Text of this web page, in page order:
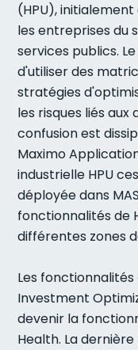
(HPU),
les entreprises du
services publics.
d'utiliser des
stratégies
les risques liés
confusion est
Maximo
industrielle HPU
déployée dans
fonctionnalités de
différentes zones
Les fonctionnalités
Investment
devenir la
Health. La